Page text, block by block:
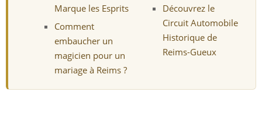
Marque les Esprits
Comment
embaucher un
magicien pour un
mariage à Reims ?
Découvrez le
Circuit Automobile
Historique de
Reims-Gueux